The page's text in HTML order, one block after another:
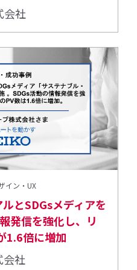
会社
イン・UX
とSDGsメディアを
発信を強化し、リ
1.6倍に増加
会社